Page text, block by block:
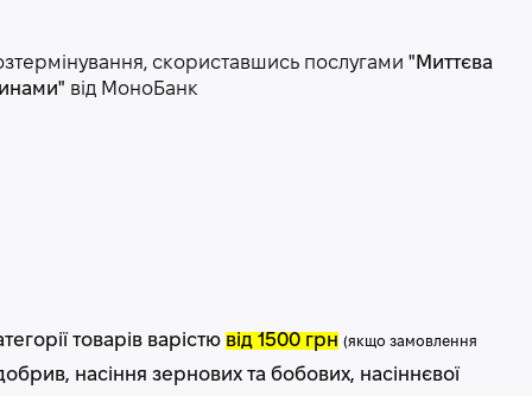
скориставшись послугами "Миттєва
від МоноБанк
товарів варістю від 1500 грн (якщо замовлення
насіння зернових та бобових, насіннєвої